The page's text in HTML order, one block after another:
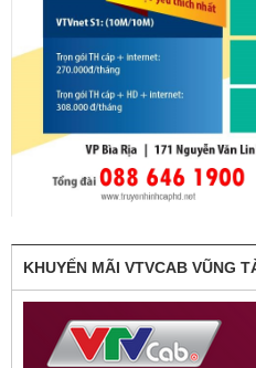
KHUYẾN MÃI VTVCAB VŨNG